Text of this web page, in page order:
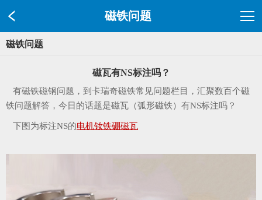
磁铁问题
磁铁问题
磁瓦有NS标注吗？
有磁铁磁钢问题，到卡瑞奇磁铁常见问题栏目，汇聚数百个磁
铁问题解答，今日的话题是磁瓦（弧形磁铁）有NS标注吗？
下图为标注NS的电机钕铁硼磁瓦